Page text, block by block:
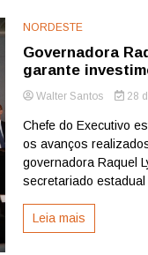
NORDESTE
Governadora
garante
Walter Santos 28
Chefe do Executivo
os avanços
governadora Raquel
secretariado
Leia mais